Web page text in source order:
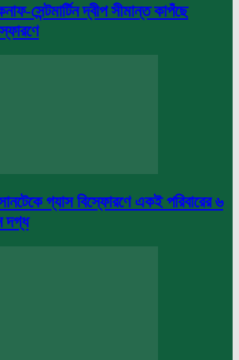
সেন্টমার্টিন দ্বীপ সীমান্ত কাপঁছে
গ্যাস বিস্ফোরণে একই পরিবারের ৬
দগ্ধ